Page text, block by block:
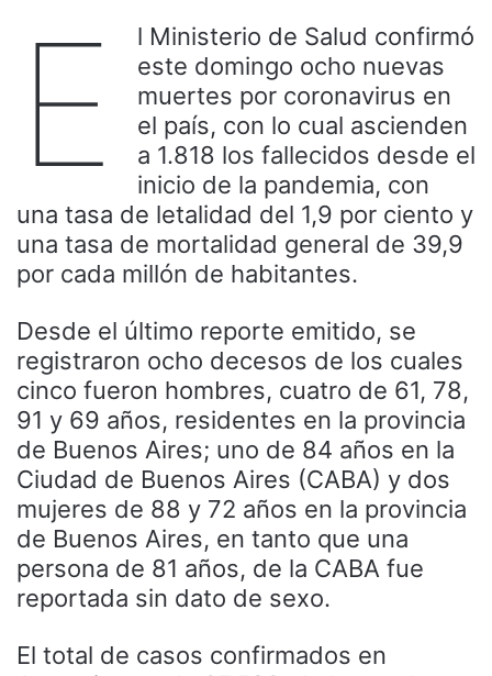
E
l Ministerio de Salud confirmó
este domingo ocho nuevas
muertes por coronavirus en
el país, con lo cual ascienden
a 1.818 los fallecidos desde el
inicio de la pandemia, con
una tasa de letalidad del 1,9 por ciento y
una tasa de mortalidad general de 39,9
por cada millón de habitantes.
Desde el último reporte emitido, se
registraron ocho decesos de los cuales
cinco fueron hombres, cuatro de 61, 78,
91 y 69 años, residentes en la provincia
de Buenos Aires; uno de 84 años en la
Ciudad de Buenos Aires (CABA) y dos
mujeres de 88 y 72 años en la provincia
de Buenos Aires, en tanto que una
persona de 81 años, de la CABA fue
reportada sin dato de sexo.
El total de casos confirmados en